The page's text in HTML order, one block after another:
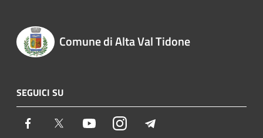
Comune di Alta Val Tidone
SEGUICI SU
Facebook Twitter YoutubeInstagram